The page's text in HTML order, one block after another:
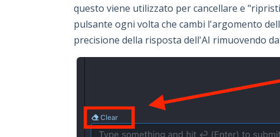
questo viene utilizzato per cancellare e
pulsante ogni volta che cambi l'argomento
precisione della risposta dell'AI rimuovendo